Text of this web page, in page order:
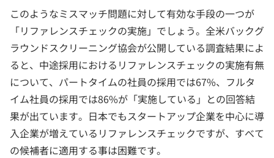
このようなミスマッチ問題に対して有効な手段の一つが
「リファレンスチェックの実施」でしょう。全米バックグ
ラウンドスクリーニング協会が公開している調査結果によ
ると、中途採用におけるリファレンスチェックの実施有無
について、パートタイムの社員の採用では67%、フルタ
イム社員の採用では86%が「実施している」との回答結
果が出ています。日本でもスタートアップ企業を中心に導
入企業が増えているリファレンスチェックですが、すべて
の候補者に適用する事は困難です。